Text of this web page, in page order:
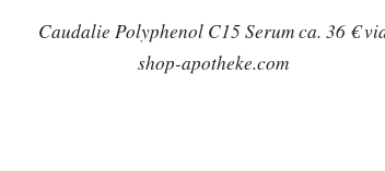
Caudalie Polyphenol C15 Serum ca. 36 €
shop-apotheke.com